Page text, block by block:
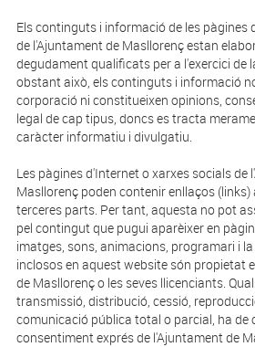
Els continguts i informació de les pàgines
de l'Ajuntament de Masllorenç estan
degudament qualificats per a l'exercici de
obstant això, els continguts i informació
corporació ni constitueixen opinions,
legal de cap tipus, doncs es tracta
caràcter informatiu i divulgatiu.
Les pàgines d'Internet o xarxes socials de
Masllorenç poden contenir enllaços
terceres parts. Per tant, aquesta no pot
pel contingut que pugui aparèixer en
imatges, sons, animacions, programari i
inclosos en aquest website són propietat
de Masllorenç o les seves llicenciants.
transmissió, distribució, cessió,
comunicació pública total o parcial, ha de
consentiment exprés de l'Ajuntament de